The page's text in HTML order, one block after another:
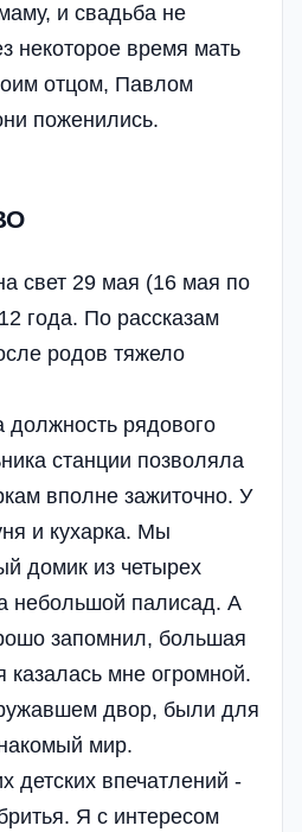
и свадьба не
некоторое время мать
отцом, Павлом
поженились.
29 мая (16 мая по
года. По рассказам
родов тяжело
рядового
станции позволяла
вполне зажиточно. У
и кухарка. Мы
домик из четырех
небольшой палисад. А
запомнил, большая
казалась мне огромной.
двор, были для
мир.
впечатлений -
Я с интересом